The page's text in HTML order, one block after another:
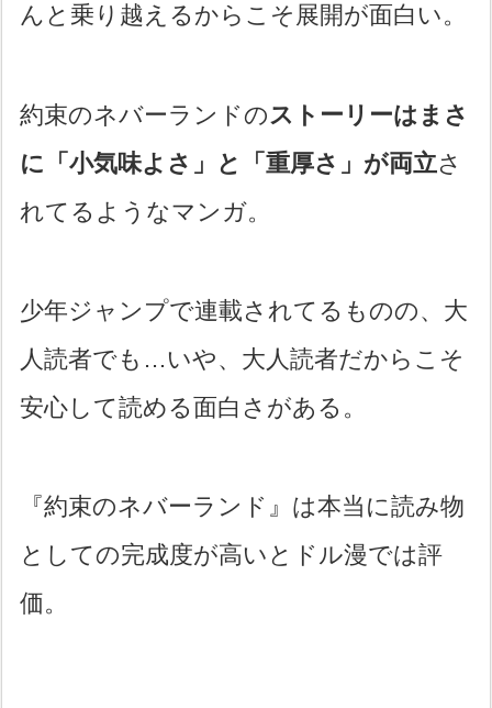
んと乗り越えるからこそ展開が面白い。
約束のネバーランドのストーリーはまさ
に「小気味よさ」と「重厚さ」が両立さ
れてるようなマンガ。
少年ジャンプで連載されてるものの、大
人読者でも…いや、大人読者だからこそ
安心して読める面白さがある。
『約束のネバーランド』は本当に読み物
としての完成度が高いとドル漫では評
価。